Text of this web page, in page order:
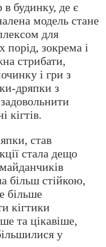
будинку, де є
модель стане
для
порід, зокрема і
стрибати,
і гри з
дряпки з
кігтів.
став
стала дещо
більш стійкою,
більше
кігтики
та цікавіше,
у